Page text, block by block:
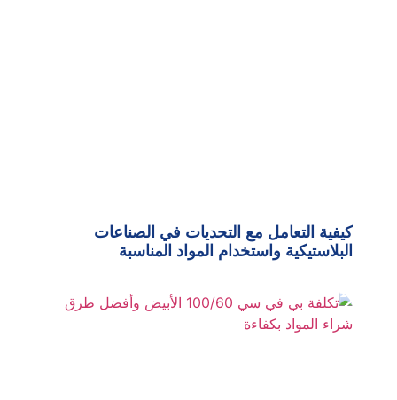
كيفية التعامل مع التحديات في الصناعات
البلاستيكية واستخدام المواد المناسبة